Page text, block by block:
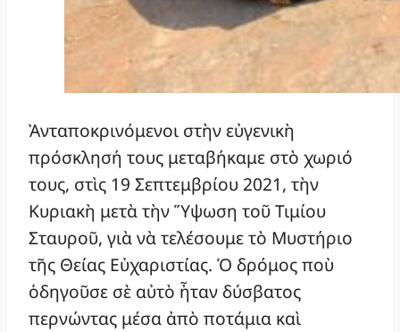
Ἀνταποκρινόμενοι στὴν εὐγενικὴ
πρόσκλησή τους μεταβήκαμε στὸ χωριό
τους, στὶς 19 Σεπτεμβρίου 2021, τὴν
Κυριακὴ μετὰ τὴν Ὕψωση τοῦ Τιμίου
Σταυροῦ, γιὰ νὰ τελέσουμε τὸ Μυστήριο
τῆς Θείας Εὐχαριστίας. Ὁ δρόμος ποὺ
ὁδηγοῦσε σὲ αὐτὸ ἦταν δύσβατος
περνώντας μέσα ἀπὸ ποτάμια καὶ